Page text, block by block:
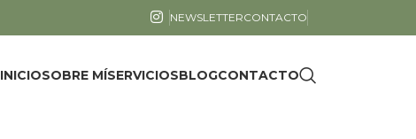
NEWSLETTERCONTACTO
INICIOSOBRE MÍSERVICIOSBLOGCONTACTO